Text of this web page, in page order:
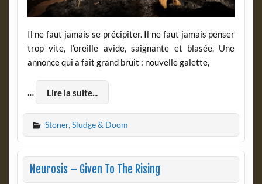
Il ne faut jamais se précipiter. Il ne faut jamais penser
trop vite, l’oreille avide, saignante et blasée. Une
annonce qui a fait grand bruit : nouvelle galette,
… Lire la suite...
Stoner, Sludge & Doom
Neurosis – Given To The Rising